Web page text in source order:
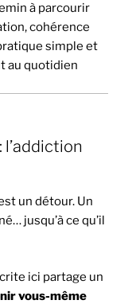
à parcourir
cohérence
simple et
au quotidien
un détour. Un
jusqu’à ce qu’il
ici partage un
vous-même